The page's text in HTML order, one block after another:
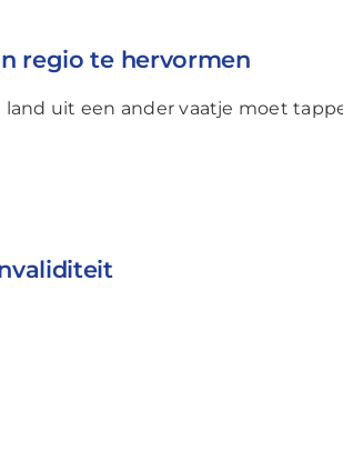
regio te hervormen
uit een ander vaatje moet